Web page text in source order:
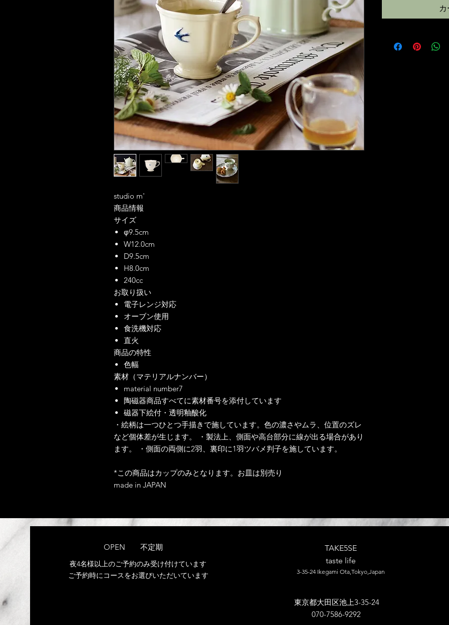
studio m'
商品情報
サイズ
φ9.5cm
W12.0cm
D9.5cm
H8.0cm
240cc
お取り扱い
電子レンジ対応
オーブン使用
食洗機対応
直火
商品の特性
色幅
素材（マテリアルナンバー）
material number7
陶磁器商品すべてに素材番号を添付しています
磁器下絵付・透明釉酸化
・絵柄は一つひとつ手描きで施しています。色の濃さやムラ、位置のズレ
など個体差が生じます。 ・製法上、側面や高台部分に線が出る場合があり
ます。 ・側面の両側に2羽、裏印に1羽ツバメ判子を施しています。
*この商品はカップのみとなります。お皿は別売り
made in JAPAN
OPEN 不定期
夜4名様以上のご予約のみ受け付けています
​ご予約時にコースをお選びいただいています
​東京都大田区池上3-35-24
070-7586-9292
TAKE5SE
​taste life
3-35-24 Ikegami Ota,Tokyo, Japan